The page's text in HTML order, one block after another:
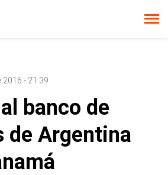
2016 - 21:39
banco de
de Argentina